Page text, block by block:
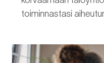
toiminnastasi